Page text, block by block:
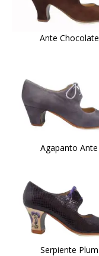
Ante Chocolate
Agapanto Ante
Serpiente Plum